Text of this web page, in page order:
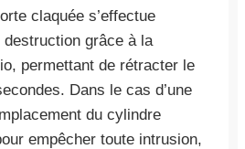
claquée s’effectue
grâce à la
permettant de rétracter le
Dans le cas d’une
du cylindre
empêcher toute intrusion,